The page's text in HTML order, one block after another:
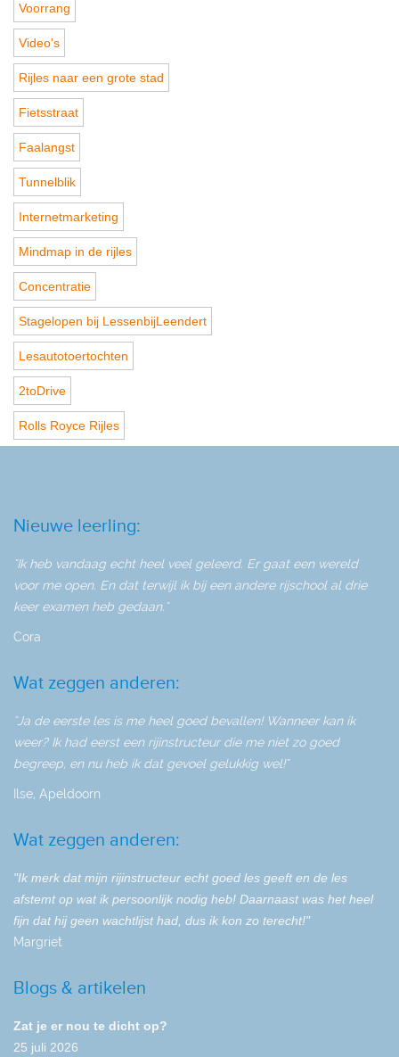
Voorrang
Video's
Rijles naar een grote stad
Fietsstraat
Faalangst
Tunnelblik
Internetmarketing
Mindmap in de rijles
Concentratie
Stagelopen bij LessenbijLeendert
Lesautotoertochten
2toDrive
Rolls Royce Rijles
Nieuwe leerling:
"Ik heb vandaag echt heel veel geleerd. Er gaat een wereld
voor me open. En dat terwijl ik bij een andere rijschool al drie
keer examen heb gedaan."
Cora
Wat zeggen anderen:
"Ja de eerste les is me heel goed bevallen! Wanneer kan ik
weer? Ik had eerst een rijinstructeur die me niet zo goed
begreep, en nu heb ik dat gevoel gelukkig wel!"
Ilse, Apeldoorn
Wat zeggen anderen:
"Ik merk dat mijn rijinstructeur echt goed les geeft en de les
afstemt op wat ik persoonlijk nodig heb! Daarnaast was het heel
fijn dat hij geen wachtlijst had, dus ik kon zo terecht!"
Margriet
Blogs & artikelen
Zat je er nou te dicht op?
25 juli 2026